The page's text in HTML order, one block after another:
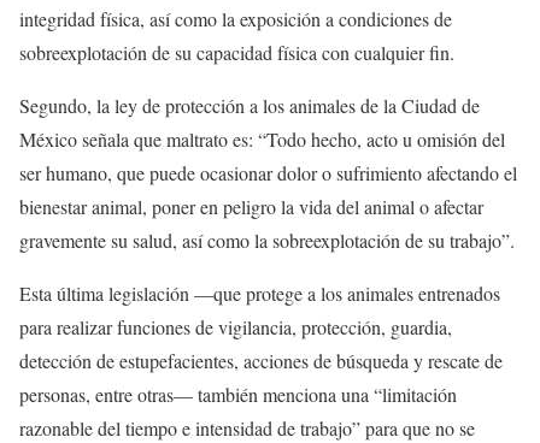
integridad física, así como la exposición a condiciones de
sobreexplotación de su capacidad física con cualquier fin.
Segundo, la ley de protección a los animales de la Ciudad de
México señala que maltrato es: “Todo hecho, acto u omisión del
ser humano, que puede ocasionar dolor o sufrimiento afectando el
bienestar animal, poner en peligro la vida del animal o afectar
gravemente su salud, así como la sobreexplotación de su trabajo”.
Esta última legislación —que protege a los animales entrenados
para realizar funciones de vigilancia, protección, guardia,
detección de estupefacientes, acciones de búsqueda y rescate de
personas, entre otras— también menciona una “limitación
razonable del tiempo e intensidad de trabajo” para que no se